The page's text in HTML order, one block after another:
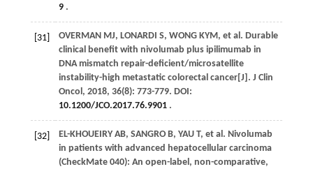
9.
[31] OVERMAN MJ, LONARDI S, WONG KYM, et al. Durable
clinical benefit with nivolumab plus ipilimumab in
DNA mismatch repair-deficient/microsatellite
instability-high metastatic colorectal cancer[J]. J Clin
Oncol, 2018, 36(8): 773-779. DOI:
10.1200/JCO.2017.76.9901.
[32] EL-KHOUEIRY AB, SANGRO B, YAU T, et al. Nivolumab
in patients with advanced hepatocellular carcinoma
(CheckMate 040): An open-label, non-comparative,